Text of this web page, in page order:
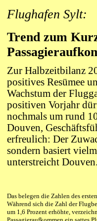
Flughafen Sylt:
Trend zum
Zur Halbzeitbilanz
positives Resümee
Wachstum der
positiven Vorjahr
nochmals um rund
Douven,
erfreulich: Der
sondern basiert
unterstreicht Douven.
Das belegen die Zahlen des
Während sich die Zahl der
um 1,6 Prozent erhöhte,